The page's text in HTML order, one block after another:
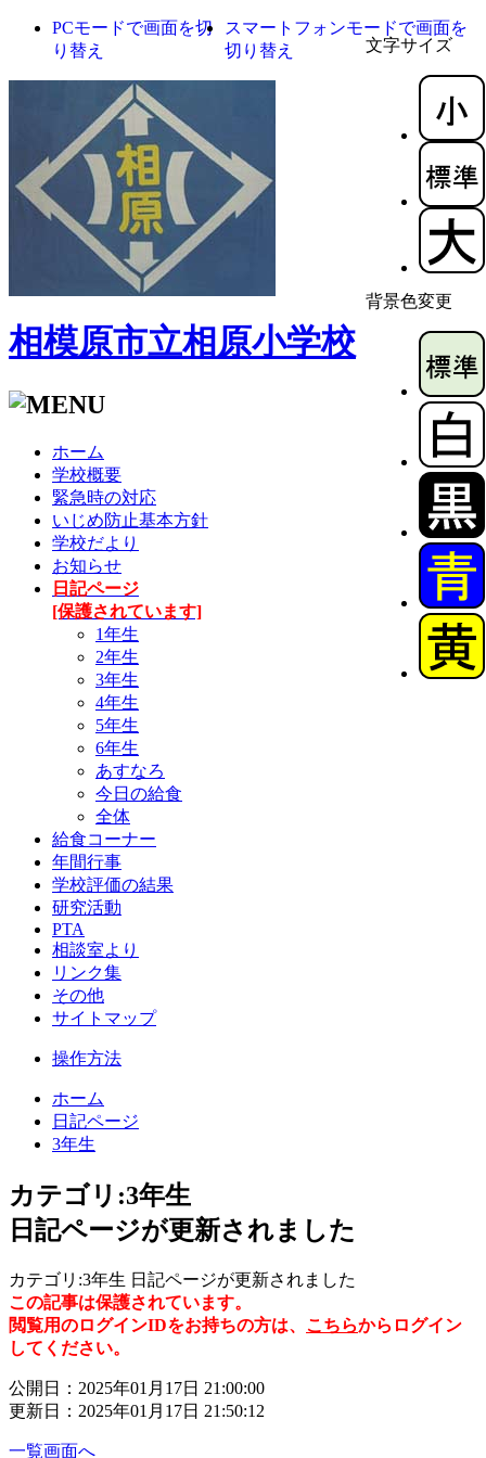
文字サイズ
背景色変更
PCモードで画面を切
り替え
スマートフォンモードで画面を
切り替え
相模原市立相原小学校
ホーム
学校概要
緊急時の対応
いじめ防止基本方針
学校だより
お知らせ
日記ページ
[保護されています]
1年生
2年生
3年生
4年生
5年生
6年生
あすなろ
今日の給食
全体
給食コーナー
年間行事
学校評価の結果
研究活動
PTA
相談室より
リンク集
その他
サイトマップ
操作方法
ホーム
日記ページ
3年生
カテゴリ:3年生
日記ページが更新されました
カテゴリ:3年生 日記ページが更新されました
この記事は保護されています。
閲覧用のログインIDをお持ちの方は、 こちらからログイン
してください。
公開日：2025年01月17日 21:00:00
更新日：2025年01月17日 21:50:12
一覧画面へ